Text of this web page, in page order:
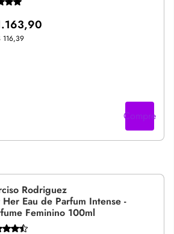
116,39
Compre
Rodriguez
Her Eau de Parfum Intense -
Feminino 100ml